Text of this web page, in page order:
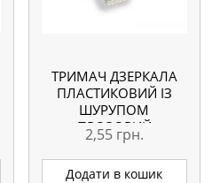
ТРИМАЧ ДЗЕРКАЛА
ПЛАСТИКОВИЙ ІЗ
ШУРУПОМ
ПРОЗОРИЙ
2,55 грн.
Додати в кошик